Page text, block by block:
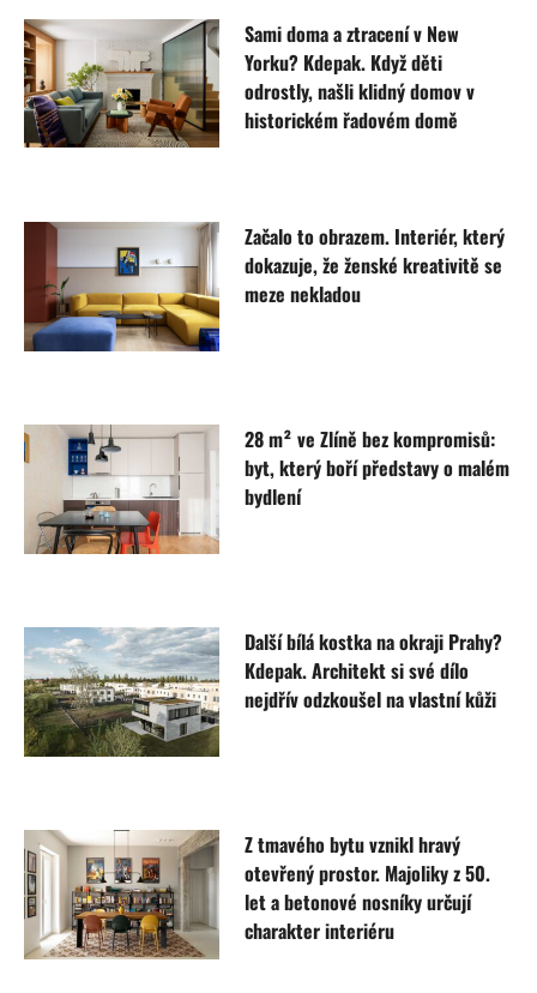
Sami doma a ztracení v New
Yorku? Kdepak. Když děti
odrostly, našli klidný domov v
historickém řadovém domě
Začalo to obrazem. Interiér, který
dokazuje, že ženské kreativitě se
meze nekladou
28 m² ve Zlíně bez kompromisů:
byt, který boří představy o malém
bydlení
Další bílá kostka na okraji Prahy?
Kdepak. Architekt si své dílo
nejdřív odzkoušel na vlastní kůži
Z tmavého bytu vznikl hravý
otevřený prostor. Majoliky z 50.
let a betonové nosníky určují
charakter interiéru